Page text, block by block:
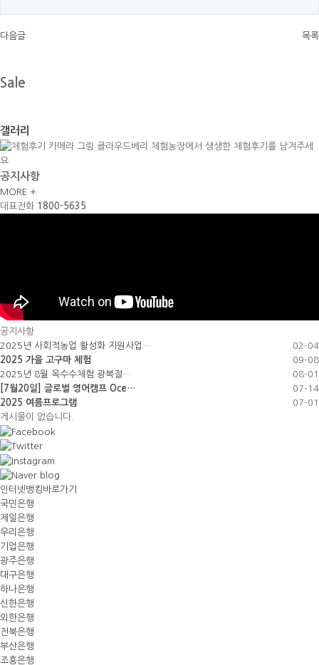
다음글 목록
Sale
갤러리
클라우드베리 체험농장에서 생생한 체험후기를 남겨주세
요
공지사항
MORE +
대표전화 1800-5635
공지사항
2025년 사회적농업 활성화 지원사업…
02-04
2025 가을 고구마 체험
09-08
2025년 8월 옥수수체험 광복절…
08-01
[7월20일] 글로벌 영어캠프 Oce…
07-14
2025 여름프로그램
07-01
게시물이 없습니다.
인터넷뱅킹바로가기
국민은행
제일은행
우리은행
기업은행
광주은행
대구은행
하나은행
신한은행
외한은행
전북은행
부산은행
조흥은행